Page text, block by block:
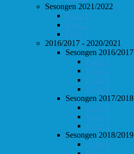
Sesongen 2021/2022
Follo 1
Follo 2
Follo 3
2016/2017 - 2020/2021
Sesongen 2016/2017
Follo 1
Follo 2
Follo 3
Follo 4
Sesongen 2017/2018
Follo 1
Follo 2
Follo 3
Sesongen 2018/2019
Follo 1